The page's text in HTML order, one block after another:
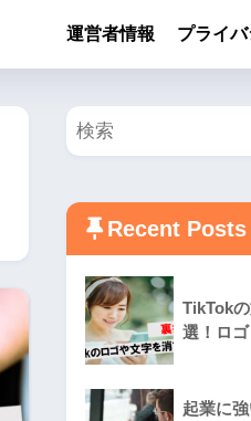
運営者情報 プライ
Recent Posts
TikTok
選！ロ
起業に